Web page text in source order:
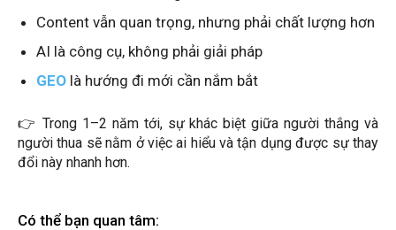
Content vẫn quan trọng, nhưng phải chất lượng hơn
AI là công cụ, không phải giải pháp
GEO là hướng đi mới cần nắm bắt
👉 Trong 1–2 năm tới, sự khác biệt giữa người thắng và
người thua sẽ nằm ở việc ai hiểu và tận dụng được sự thay
đổi này nhanh hơn.
Có thể bạn quan tâm: